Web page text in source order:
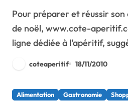
Pour préparer et réussir son apéritif du réveillon
de noël, www.cote-
ligne dédiée à l'apéritif,
coteaperitif 18/11/2010
Alimentation Gastronomie